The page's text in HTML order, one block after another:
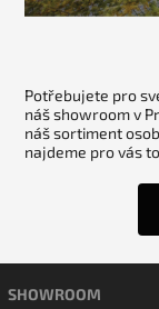
Potřebujete pro
náš showroom v
náš sortiment
najdeme pro vás
SHOWROOM